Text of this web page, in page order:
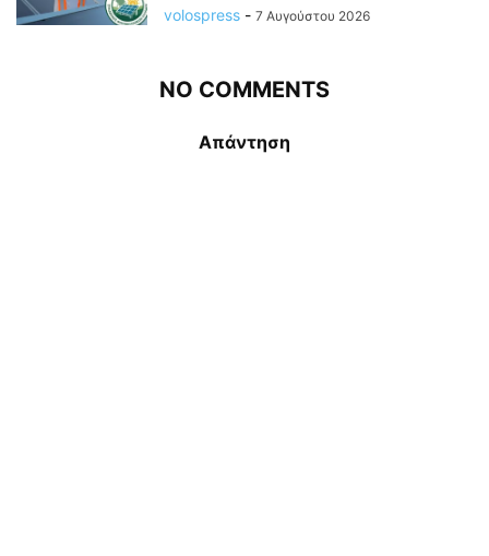
volospress - 7 Αυγούστου 2026
NO COMMENTS
Απάντηση